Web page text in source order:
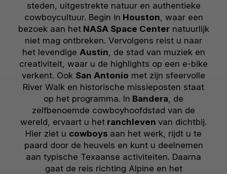
steden, uitgestrekte natuur en authentieke
cowboycultuur. Begin in Houston, waar een
bezoek aan hetNASA Space Centernatuurlijk
niet mag ontbreken. Vervolgens reist u naar
het levendige Austin, de stad van muziek en
creativiteit, waar u de highlights op een e-bike
verkent. Ook San Antonio met zijn sfeervolle
River Walk en historische missieposten staat
op het programma. In Bandera, de
zelfbenoemde cowboyhoofdstad van de
wereld, ervaart u het ranchleven van dichtbij.
Hier ziet u cowboys aan het werk, rijdt u te
paard door de heuvels en kunt u deelnemen
aan typische Texaanse activiteiten. Daarna
gaat de reis richting Alpine en het